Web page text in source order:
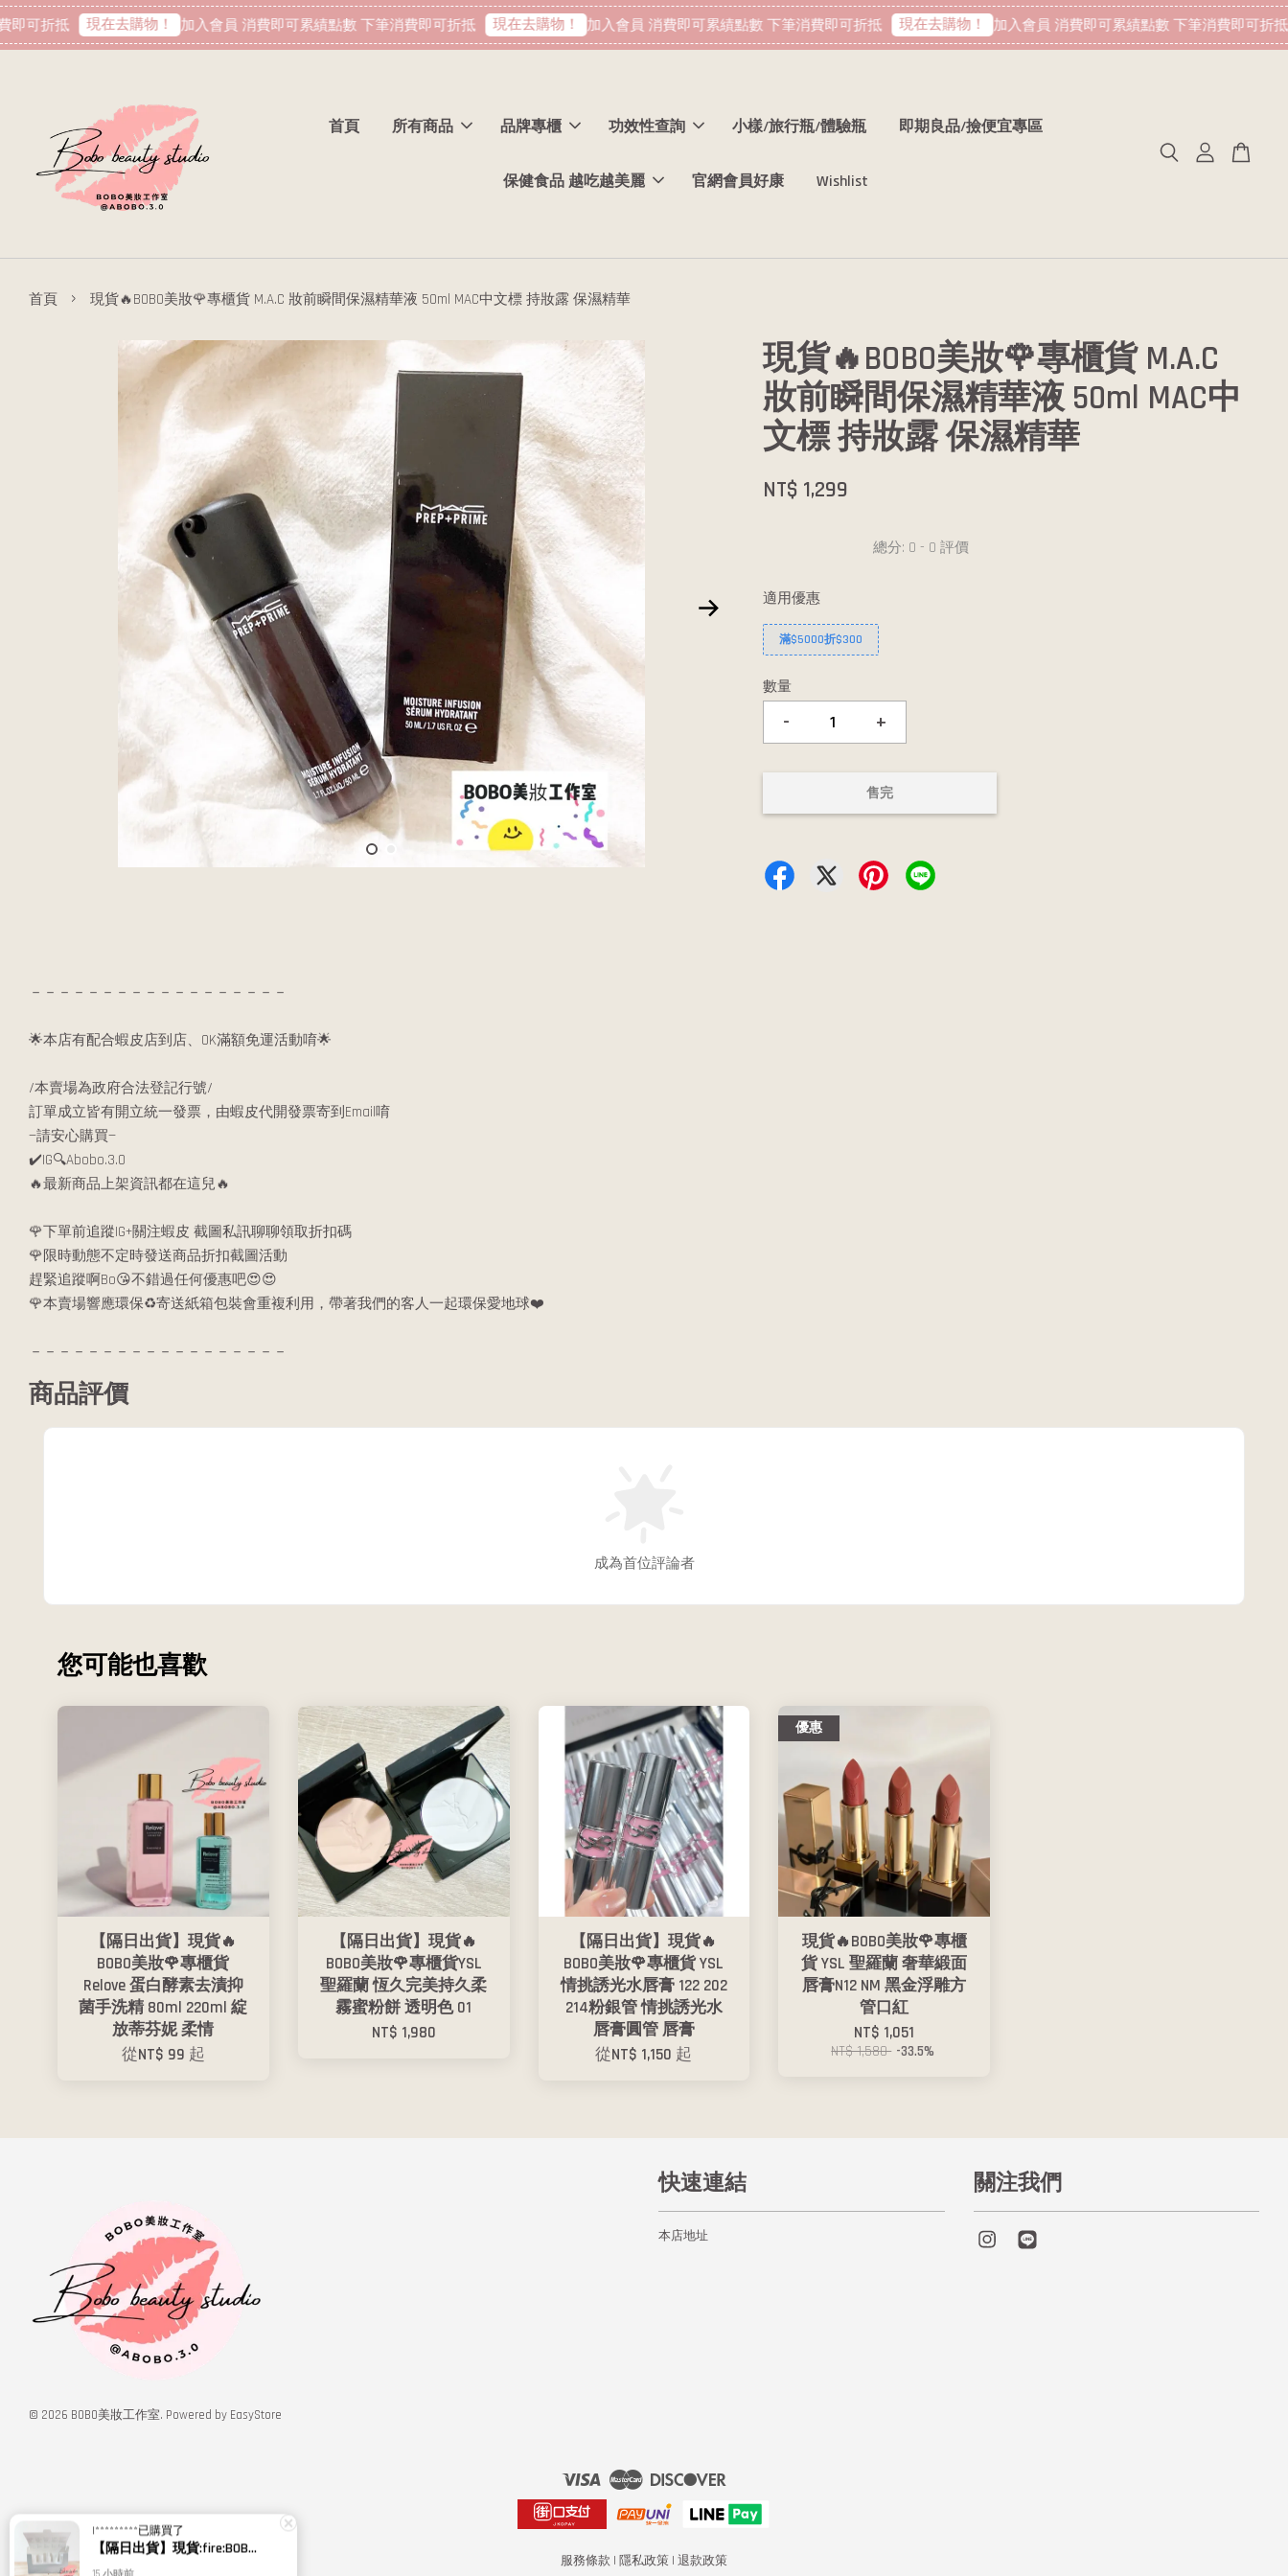
可折抵 現在去購物！ 加入會員 消費即可累績點數 下筆消費即可折抵 現在去購物！ 加入會員 消費即可累績點數 下筆消費即可折抵 現在去購物！ 加入會員 消費即可累績點數 下筆消費即可折抵
首頁 所有商品 品牌專櫃 功效性查詢 小樣/旅行瓶/體驗瓶 即期良品/撿便宜專區
保健食品 越吃越美麗 官網會員好康 Wishlist
首頁 › 現貨🔥BOBO美妝🌹專櫃貨 M.A.C 妝前瞬間保濕精華液 50ml MAC中文標 持妝露 保濕精華
現貨🔥BOBO美妝🌹專櫃貨 M.A.C
妝前瞬間保濕精華液 50ml MAC中
文標 持妝露 保濕精華
NT$ 1,299
總分: 0 - 0 評價
適用優惠
滿$5000折$300
數量
- +
售完
－－－－－－－－－－－－－－－－－－
🌟本店有配合蝦皮店到店、OK滿額免運活動唷🌟
/本賣場為政府合法登記行號/
訂單成立皆有開立統一發票，由蝦皮代開發票寄到Email唷
—請安心購買—
✔️IG🔍Abobo.3.0
🔥最新商品上架資訊都在這兒🔥
🌹下單前追蹤IG+關注蝦皮 截圖私訊聊聊領取折扣碼
🌹限時動態不定時發送商品折扣截圖活動
趕緊追蹤啊Bo😘不錯過任何優惠吧😍😍
🌹本賣場響應環保♻️寄送紙箱包裝會重複利用，帶著我們的客人一起環保愛地球❤️
－－－－－－－－－－－－－－－－－－
商品評價
成為首位評論者
您可能也喜歡
【隔日出貨】現貨🔥
BOBO美妝🌹專櫃貨
Relove 蛋白酵素去漬抑
菌手洗精 80ml 220ml 綻
放蒂芬妮 柔情
從NT$ 99 起
【隔日出貨】現貨🔥
BOBO美妝🌹專櫃貨YSL
聖羅蘭 恆久完美持久柔
霧蜜粉餅 透明色 01
NT$ 1,980
【隔日出貨】現貨🔥
BOBO美妝🌹專櫃貨 YSL
情挑誘光水唇膏 122 202
214粉銀管 情挑誘光水
唇膏圓管 唇膏
從NT$ 1,150 起
優惠
現貨🔥BOBO美妝🌹專櫃
貨 YSL 聖羅蘭 奢華緞面
唇膏N12 NM 黑金浮雕方
管口紅
NT$ 1,051
NT$ 1,580 -33.5%
© 2026 BOBO美妝工作室. Powered by EasyStore
快速連結
本店地址
關注我們
Instagram
Visa Master
服務條款 | 隱私政策 | 退款政策
I*********已購買了
【隔日出貨】現貨:fire:BOBO美妝:rose:專櫃貨 Relove 潔膚露 嫩皮水 小玻泌 玻色因乳 拉絲霜 旅行組
15 小時前